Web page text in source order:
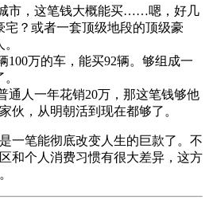
市，这笔钱大概能买……嗯，好几
宅？或者一套顶级地段的顶级豪
100万的车，能买92辆。够组成一
通人一年花销20万，那这笔钱够他
，从明朝活到现在都够了。
一笔能彻底改变人生的巨款了。不
和个人消费习惯有很大差异，这方